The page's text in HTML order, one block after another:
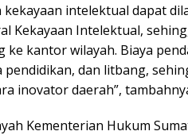
intelektual dapat
Kekayaan Intelektual,
ke kantor wilayah. Biaya
dan litbang,
inovator daerah”,
Kementerian Hukum